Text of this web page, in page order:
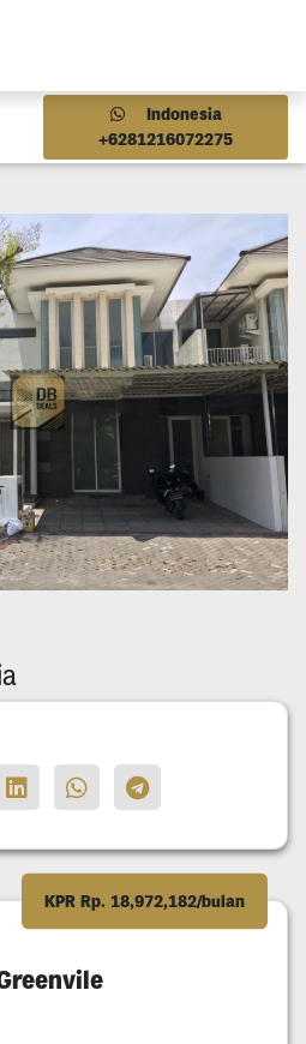
Indonesia
+6281216072275
KPR Rp. 18,972,182/bulan